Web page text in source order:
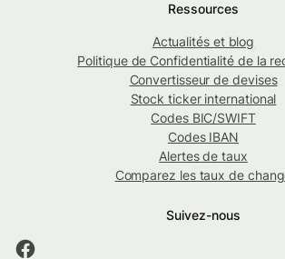
Ressources
Actualités et blog
Politique de Confidentialité de la
Convertisseur de devises
Stock ticker international
Codes BIC/SWIFT
Codes IBAN
Alertes de taux
Comparez les taux de
Suivez-nous